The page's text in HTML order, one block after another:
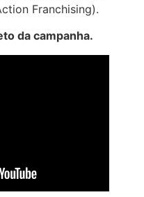
Franchising).
da campanha.